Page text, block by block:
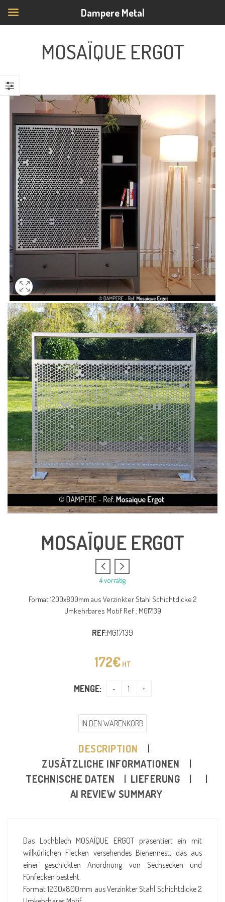
MOSAÏQUE ERGOT
MOSAÏQUE ERGOT
4 vorrätig
Format 1200x800mm aus Verzinkter Stahl Schichtdicke 2
Umkehrbares Motif Ref : MG17139
REF:MG17139
172€ HT
MENGE:
IN DEN WARENKORB
DESCRIPTION
ZUSÄTZLICHE INFORMATIONEN
TECHNISCHE DATEN
LIEFERUNG
AI REVIEW SUMMARY
Das Lochblech MOSAÏQUE ERGOT präsentiert ein mit
willkürlichen Flecken versehendes Bienennest, das aus
einer geschickten Anordnung von Sechsecken und
Fünfecken besteht.
Format 1200x800mm aus Verzinkter Stahl Schichtdicke 2
Dampere Metal